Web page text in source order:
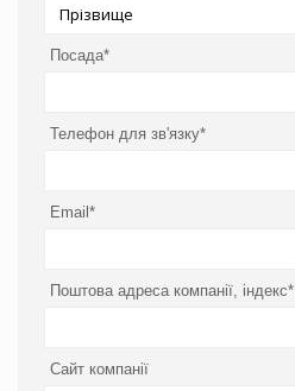
Посада*
Телефон для зв'язку*
Email*
Поштова адреса компанії, індекс*
Сайт компанії